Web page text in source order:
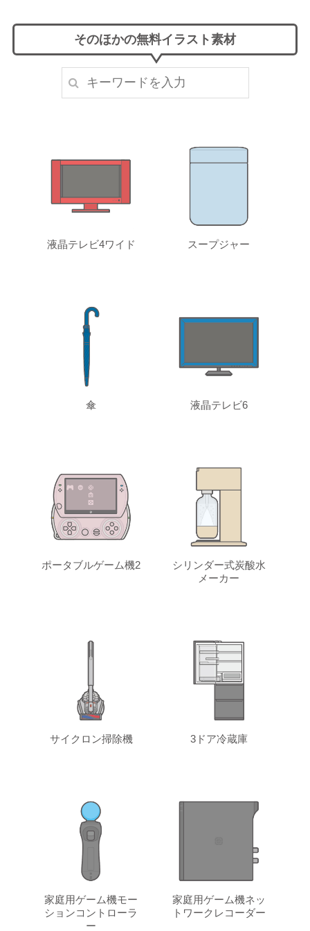
そのほかの無料イラスト素材
液晶テレビ4ワイド スープジャー
傘 液晶テレビ6
ポータブルゲーム機2
シリンダー式炭酸水
メーカー
サイクロン掃除機 3ドア冷蔵庫
家庭用ゲーム機モー
ションコントローラ
ー
家庭用ゲーム機ネッ
トワークレコーダー